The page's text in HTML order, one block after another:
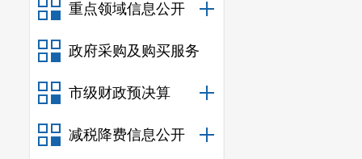
重点领域信息公开
政府采购及购买服务
市级财政预决算
减税降费信息公开